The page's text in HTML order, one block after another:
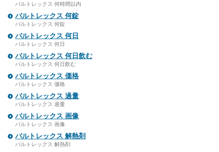
バルトレックス 何時間以内
バルトレックス 何錠
バルトレックス 何錠
バルトレックス 何日
バルトレックス 何日
バルトレックス 何日飲む
バルトレックス 何日飲む
バルトレックス 価格
バルトレックス 価格
バルトレックス 過量
バルトレックス 過量
バルトレックス 画像
バルトレックス 画像
バルトレックス 解熱剤
バルトレックス 解熱剤